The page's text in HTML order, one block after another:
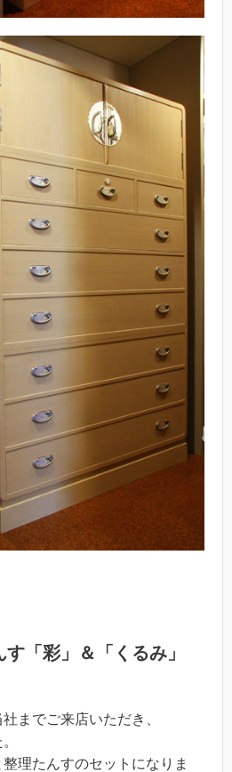
「彩」＆「くるみ」
までご来店いただき、
理たんすのセットになりま